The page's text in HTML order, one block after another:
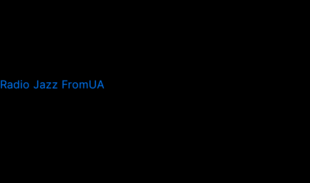
Radio Jazz FromUA